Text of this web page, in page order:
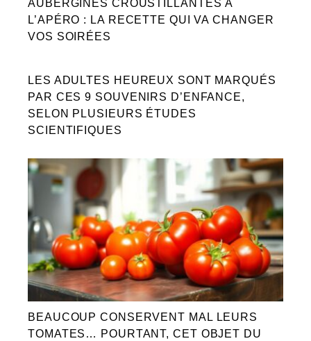
AUBERGINES CROUSTILLANTES À
L’APÉRO : LA RECETTE QUI VA CHANGER
VOS SOIRÉES
LES ADULTES HEUREUX SONT MARQUÉS
PAR CES 9 SOUVENIRS D’ENFANCE,
SELON PLUSIEURS ÉTUDES
SCIENTIFIQUES
BEAUCOUP CONSERVENT MAL LEURS
TOMATES… POURTANT, CET OBJET DU